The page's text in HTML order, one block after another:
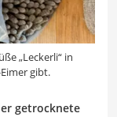
„Leckerli“ in
gibt.
getrocknete